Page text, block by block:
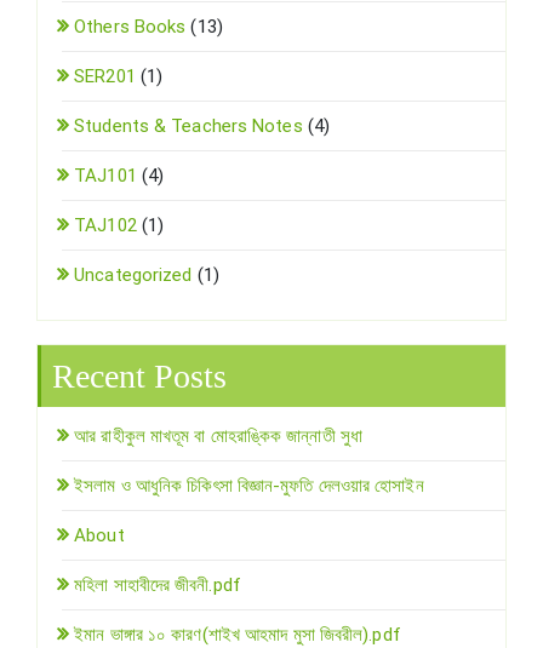
Others Books (13)
SER201 (1)
Students & Teachers Notes (4)
TAJ101 (4)
TAJ102(1)
Uncategorized (1)
Recent Posts
আর রাহীকুল মাখতূম বা মোহরাঙ্কিক জান্নাতী সুধা
ইসলাম ও আধুনিক চিকিৎসা বিজ্ঞান-মুফতি দেলওয়ার হোসাইন
About
মহিলা সাহাবীদের জীবনী.pdf
ইমান ভাঙ্গার ১০ কারণ(শাইখ আহমাদ মুসা জিবরীল).pdf